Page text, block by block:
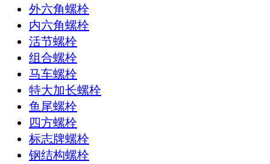
外六角螺栓
内六角螺栓
活节螺栓
组合螺栓
马车螺栓
特大加长螺栓
鱼尾螺栓
四方螺栓
标志牌螺栓
钢结构螺栓